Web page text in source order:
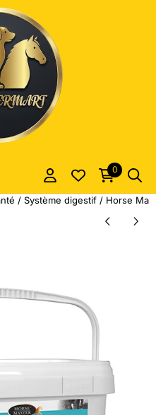
fermées.
0
/ Système digestif / Horse